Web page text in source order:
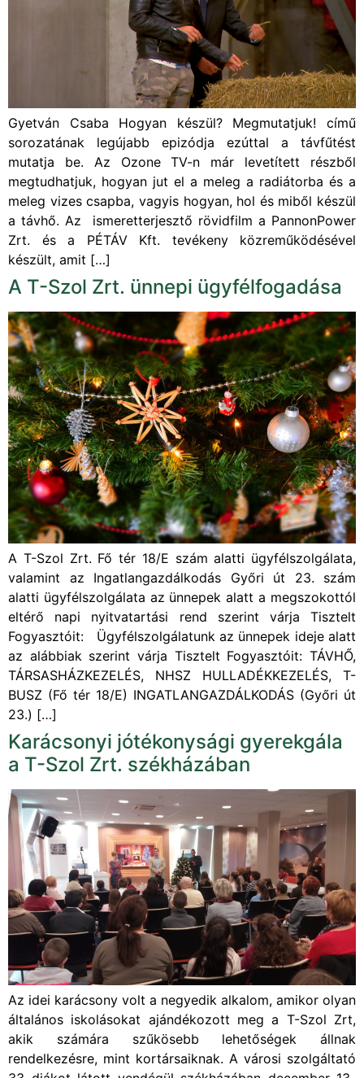
Gyetván Csaba Hogyan készül? Megmutatjuk! című
sorozatának legújabb epizódja ezúttal a távfűtést
mutatja be. Az Ozone TV-n már levetített részből
megtudhatjuk, hogyan jut el a meleg a radiátorba és a
meleg vizes csapba, vagyis hogyan, hol és miből készül
a távhő. Az ismeretterjesztő rövidfilm a PannonPower
Zrt. és a PÉTÁV Kft. tevékeny közreműködésével
készült, amit […]
A T-Szol Zrt. ünnepi ügyfélfogadása
A T-Szol Zrt. Fő tér 18/E szám alatti ügyfélszolgálata,
valamint az Ingatlangazdálkodás Győri út 23. szám
alatti ügyfélszolgálata az ünnepek alatt a megszokottól
eltérő napi nyitvatartási rend szerint várja Tisztelt
Fogyasztóit: Ügyfélszolgálatunk az ünnepek ideje alatt
az alábbiak szerint várja Tisztelt Fogyasztóit: TÁVHŐ,
TÁRSASHÁZKEZELÉS, NHSZ HULLADÉKKEZELÉS, T-
BUSZ (Fő tér 18/E) INGATLANGAZDÁLKODÁS (Győri út
23.) […]
Karácsonyi jótékonysági gyerekgála
a T-Szol Zrt. székházában
Az idei karácsony volt a negyedik alkalom, amikor olyan
általános iskolásokat ajándékozott meg a T-Szol Zrt,
akik számára szűkösebb lehetőségek állnak
rendelkezésre, mint kortársaiknak. A városi szolgáltató